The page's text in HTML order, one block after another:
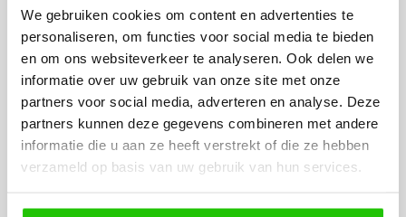
We gebruiken cookies om content en advertenties te
personaliseren, om functies voor social media te bieden
en om ons websiteverkeer te analyseren. Ook delen we
informatie over uw gebruik van onze site met onze
partners voor social media, adverteren en analyse. Deze
partners kunnen deze gegevens combineren met andere
informatie die u aan ze heeft verstrekt of die ze hebben
verzameld op basis van uw gebruik van hun services.
BESTELINCLUSIEF
LICHTBRONNEN
33Watt Halogeen G9
fitting